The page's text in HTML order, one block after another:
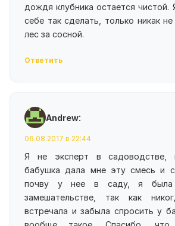
дождя клубника остается чистой.
себе так сделать, только никак
лес за сосной.
Ответить
Andrew:
06.08.2017 в 22:44
Я не эксперт в садоводстве,
бабушка дала мне эту смесь и
почву у нее в саду, я была
замешательстве, так как
встречала и забыла спросить у